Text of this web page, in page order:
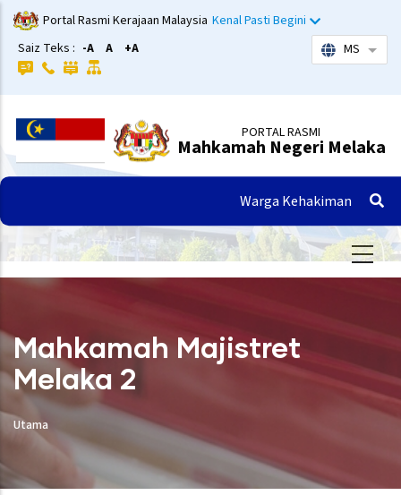
Langkau
ke
kandungan
utama
Portal Rasmi Kerajaan Malaysia Kenal Pasti Begini
Saiz Teks : -A A +A MS
PORTAL RASMI
Mahkamah Negeri Melaka
Warga Kehakiman
Mahkamah Majistret
Melaka 2
Utama